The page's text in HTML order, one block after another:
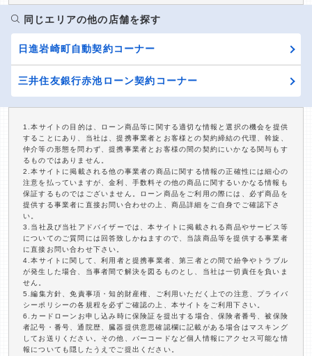
同じエリアの他の店舗を探す
日進岩崎町自動契約コーナー
三井住友銀行赤池ローン契約コーナー
1.本サイトの目的は、ローン商品等に関する適切な情報と選択の機会を提供
することにあり、当社は、提携事業者とお客様との契約締結の代理、斡旋、
仲介等の形態を問わず、提携事業者とお客様の間の契約にいかなる関与もす
るものではありません。
2.本サイトに掲載される他の事業者の商品に関する情報の正確性には細心の
注意を払っていますが、金利、手数料その他の商品に関するいかなる情報も
保証するものではございません。ローン商品をご利用の際には、必ず商品を
提供する事業者に直接お問い合わせの上、商品詳細をご自身でご確認下さ
い。
3.当社及び当社アドバイザーでは、本サイトに掲載される商品やサービス等
についてのご質問には回答致しかねますので、当該商品等を提供する事業者
に直接お問い合わせ下さい。
4.本サイトに関して、利用者と提携事業者、第三者との間で紛争やトラブル
が発生した場合、当事者間で解決を図るものとし、当社は一切責任を負いま
せん。
5.編集方針、免責事項・知的財産権、ご利用いただく上での注意、プライバ
シーポリシーの各規程を必ずご確認の上、本サイトをご利用下さい。
6.カードローンお申し込み時に保険証を提出する場合、保険者番号、被保険
者記号・番号、通院歴、臓器提供意思確認欄に記載がある場合はマスキング
してお送りください。その他、バーコードなど個人情報にアクセス可能な情
報についても隠したうえでご提出ください。